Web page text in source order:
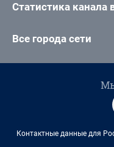
Статистика канала
Все города сети
Контактные данные для